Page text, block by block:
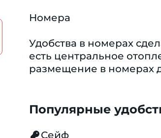
Номера
Удобства в номерах
есть центральное
размещение в номерах
Популярные
Сейф